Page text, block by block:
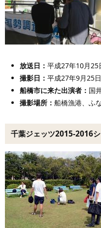
放送日： 平成27年10月25
撮影日： 平成27年9月25
船橋市に来た出演者 ： 国
撮影場所： 船橋漁港、ふ
千葉ジェッツ2015-2016